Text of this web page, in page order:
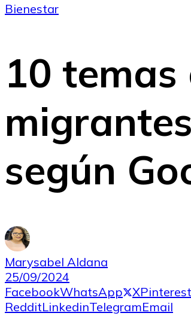
Bienestar
10
según
Marysabel Aldana
25/09/2024
FacebookWhatsApp XPinterest
RedditLinkedinTelegramEmail